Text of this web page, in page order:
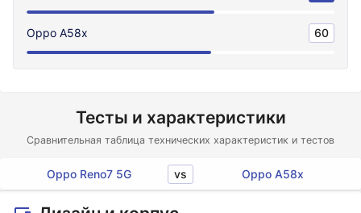
Oppo A58x 60
Тесты и характеристики
Сравнительная таблица технических характеристик и тестов
Oppo Reno7 5G vs Oppo A58x